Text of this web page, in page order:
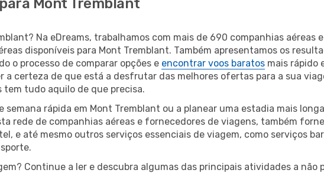
Mont Tremblant
Na eDreams, trabalhamos com mais de 690 companhias aéreas
disponíveis para Mont Tremblant. Também apresentamos os
o processo de comparar opções e encontrar voos baratos mais rápido
a certeza de que está a desfrutar das melhores ofertas para a sua
tem tudo aquilo de que precisa.
rápida em Mont Tremblant ou a planear uma estadia mais
rede de companhias aéreas e fornecedores de viagens, também
e até mesmo outros serviços essenciais de viagem, como serviços
Continue a ler e descubra algumas das principais atividades a não